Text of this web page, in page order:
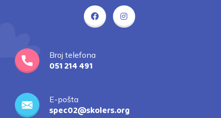
Broj telefona
051 214 491
E-pošta
spec02@skolers.org